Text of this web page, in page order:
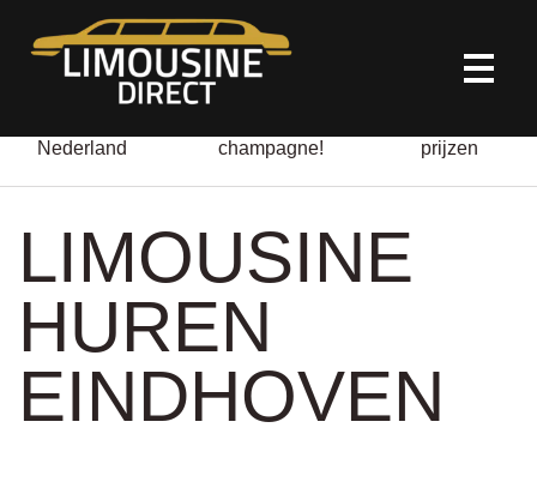
ONZE DIENSTEN
OVER ONS
CONTACT
Door heel
Nederland
champagne!
prijzen
LIMOUSINE
HUREN
EINDHOVEN